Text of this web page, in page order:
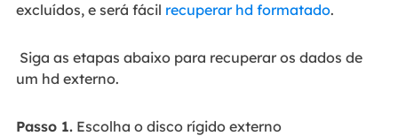
excluídos, e será fácil recuperar hd formatado.
Siga as etapas abaixo para recuperar os dados de
um hd externo.
Passo 1.Escolha o disco rígido externo